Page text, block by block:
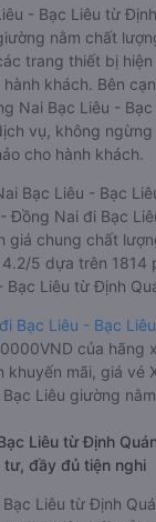
- Bạc Liêu từ
nằm chất
trang thiết bị
khách. Bên
Nai Bạc Liêu - Bạc
vụ, không ngừng
cho hành khách.
Bạc Liêu - Bạc
Đồng Nai đi Bạc
giá chung chất
5 dựa trên 1814
Bạc Liêu từ Định
Bạc Liêu - Bạc
của hãng
mãi, giá vé
Liêu giường
Liêu từ Định
tư, đầy đủ tiện nghi
Liêu từ Định